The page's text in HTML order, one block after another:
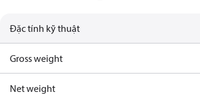
Đặc tính kỹ thuật
Gross weight
Net weight